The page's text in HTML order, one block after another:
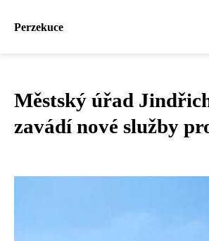
Perzekuce
Městský úřad
zavádí nové služby